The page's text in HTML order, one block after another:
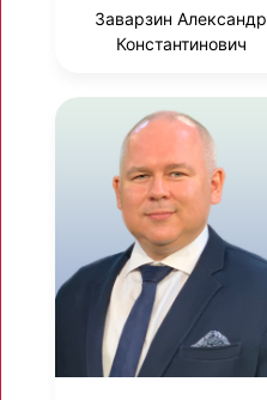
Заварзин Александр
Константинович